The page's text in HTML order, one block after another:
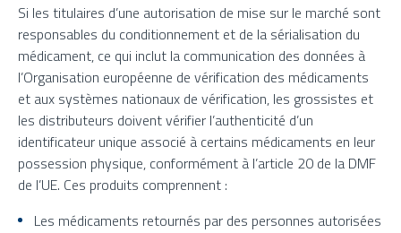
Si les titulaires d’une autorisation de mise sur le marché sont
responsables du conditionnement et de la sérialisation du
médicament, ce qui inclut la communication des données à
l’Organisation européenne de vérification des médicaments
et aux systèmes nationaux de vérification, les grossistes et
les distributeurs doivent vérifier l’authenticité d’un
identificateur unique associé à certains médicaments en leur
possession physique, conformément à l’article 20 de la DMF
de l’UE. Ces produits comprennent :
Les médicaments retournés par des personnes autorisées